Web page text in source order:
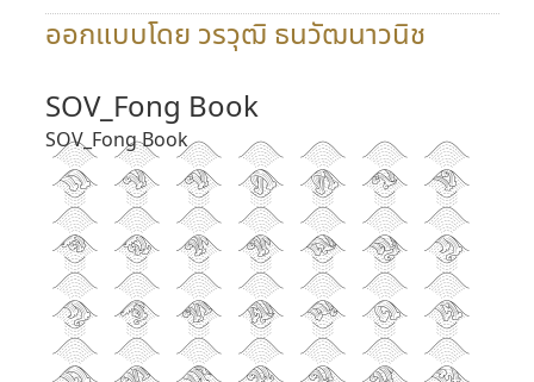
ออกแบบโดย วรวุฒิ ธนวัฒนาวนิช
SOV_Fong Book
SOV_Fong Book
ก ข ฃ ค ฅ ฆ ง
จ ฉ ช ซ ฌ ญ ฎ
ฏ ฐ ฑ ฒ ณ ด ต
ถ ท ธ น บ ป ผ